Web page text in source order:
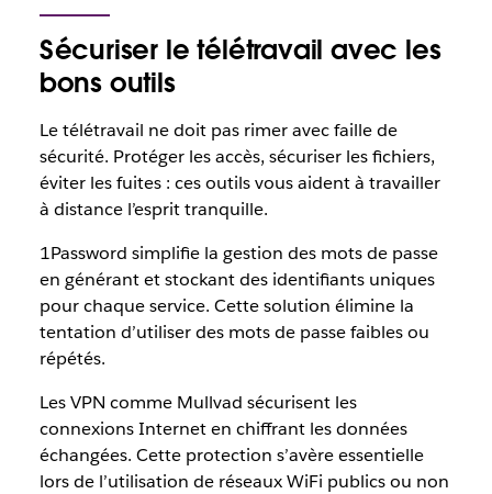
Sécuriser le télétravail avec les
bons outils
Le télétravail ne doit pas rimer avec faille de
sécurité. Protéger les accès, sécuriser les fichiers,
éviter les fuites : ces outils vous aident à travailler
à distance l’esprit tranquille.
1Password simplifie la gestion des mots de passe
en générant et stockant des identifiants uniques
pour chaque service. Cette solution élimine la
tentation d’utiliser des mots de passe faibles ou
répétés.
Les VPN comme Mullvad sécurisent les
connexions Internet en chiffrant les données
échangées. Cette protection s’avère essentielle
lors de l’utilisation de réseaux WiFi publics ou non